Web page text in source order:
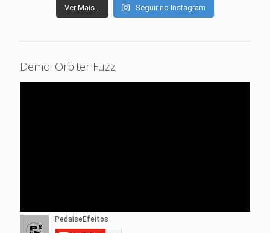
Ver Mais… Seguir no Instagram
Demo: Orbiter Fuzz